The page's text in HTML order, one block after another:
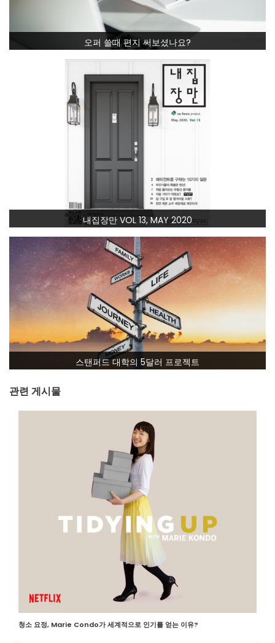
오퍼 쓸때 편지 써보셨나요?
내집장만 VOL 13, MAY 2020
스탠퍼드 대학의 5달러 프로젝트
관련 게시물
청소 요정, Marie Condo가 세계적으로 인기를 얻는 이유?